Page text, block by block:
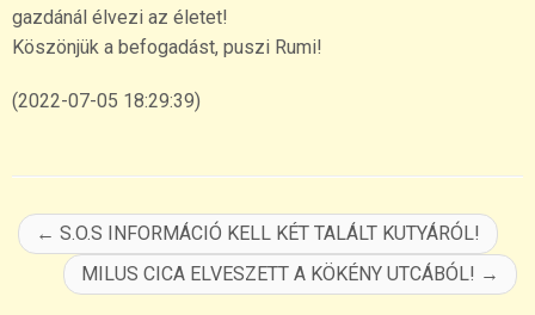
gazdánál élvezi az életet!
Köszönjük a befogadást, puszi Rumi!
(2022-07-05 18:29:39)
← S.O.S INFORMÁCIÓ KELL KÉT TALÁLT KUTYÁRÓL!
MILUS CICA ELVESZETT A KÖKÉNY UTCÁBÓL! →